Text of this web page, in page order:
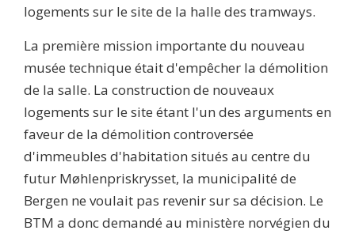
logements sur le site de la halle des tramways.
La première mission importante du nouveau
musée technique était d'empêcher la démolition
de la salle. La construction de nouveaux
logements sur le site étant l'un des arguments en
faveur de la démolition controversée
d'immeubles d'habitation situés au centre du
futur Møhlenpriskrysset, la municipalité de
Bergen ne voulait pas revenir sur sa décision. Le
BTM a donc demandé au ministère norvégien du